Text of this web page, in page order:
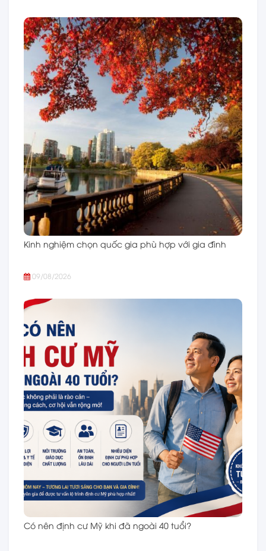
Kinh nghiệm chọn quốc gia phù hợp với gia đình
09/08/2026
Có nên định cư Mỹ khi đã ngoài 40 tuổi?